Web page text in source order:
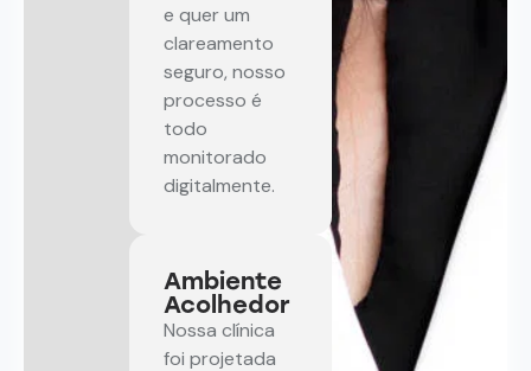
e quer um
clareamento
seguro, nosso
processo é
todo
monitorado
digitalmente.
Ambiente
Acolhedor
Nossa clínica
foi projetada